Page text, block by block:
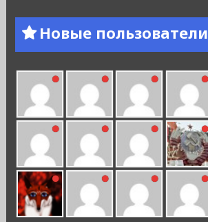
Новые пользователи